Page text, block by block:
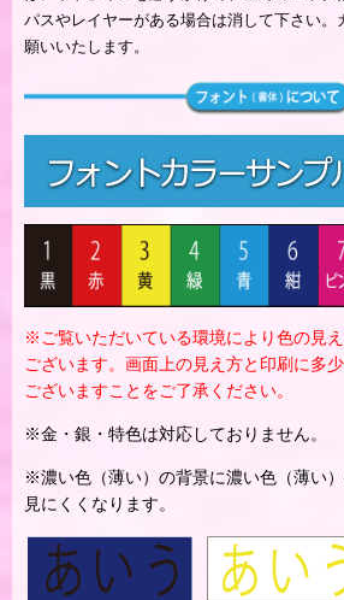
パスやレイヤーがある場合は消して下さい。
願いいたします。
※ご覧いただいている環境により色の見
ございます。画面上の見え方と印刷に多
ございますことをご了承ください。
※金・銀・特色は対応しておりません。
※濃い色（薄い）の背景に濃い色（薄い
見にくくなります。